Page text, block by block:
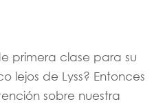
primera clase para su
lejos de Lyss? Entonces
sobre nuestra